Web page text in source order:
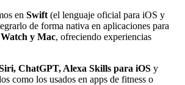
en Swift (el lenguaje oficial para iOS y
de forma nativa en aplicaciones para
y Mac, ofreciendo experiencias
ChatGPT, Alexa Skills para iOS y
como los usados en apps de fitness o